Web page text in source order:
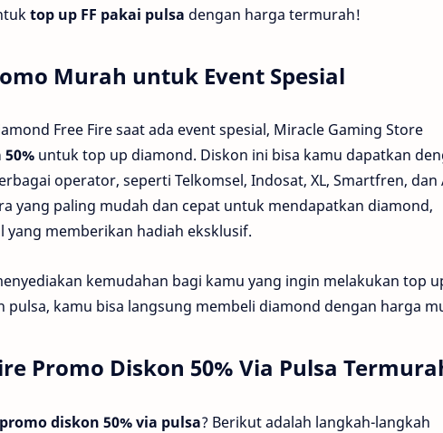
top up FF pakai pulsa dengan harga termurah!
Murah untuk Event Spesial
Free Fire saat ada event spesial, Miracle Gaming Store
untuk top up diamond. Diskon ini bisa kamu dapatkan
operator, seperti Telkomsel, Indosat, XL, Smartfren, dan
yang paling mudah dan cepat untuk mendapatkan diamond,
memberikan hadiah eksklusif.
kemudahan bagi kamu yang ingin melakukan top
kamu bisa langsung membeli diamond dengan harga
Promo Diskon 50% Via Pulsa
diskon 50% via pulsa? Berikut adalah langkah-langkah